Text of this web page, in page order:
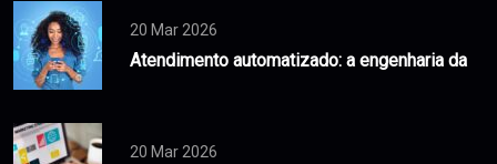
20 Mar 2026
Atendimento automatizado: a engenharia da
20 Mar 2026